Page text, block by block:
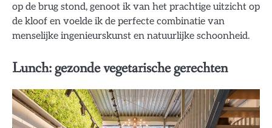
op de brug stond, genoot ik van het prachtige uitzicht op
de kloof en voelde ik de perfecte combinatie van
menselijke ingenieurskunst en natuurlijke schoonheid.
Lunch: gezonde vegetarische gerechten